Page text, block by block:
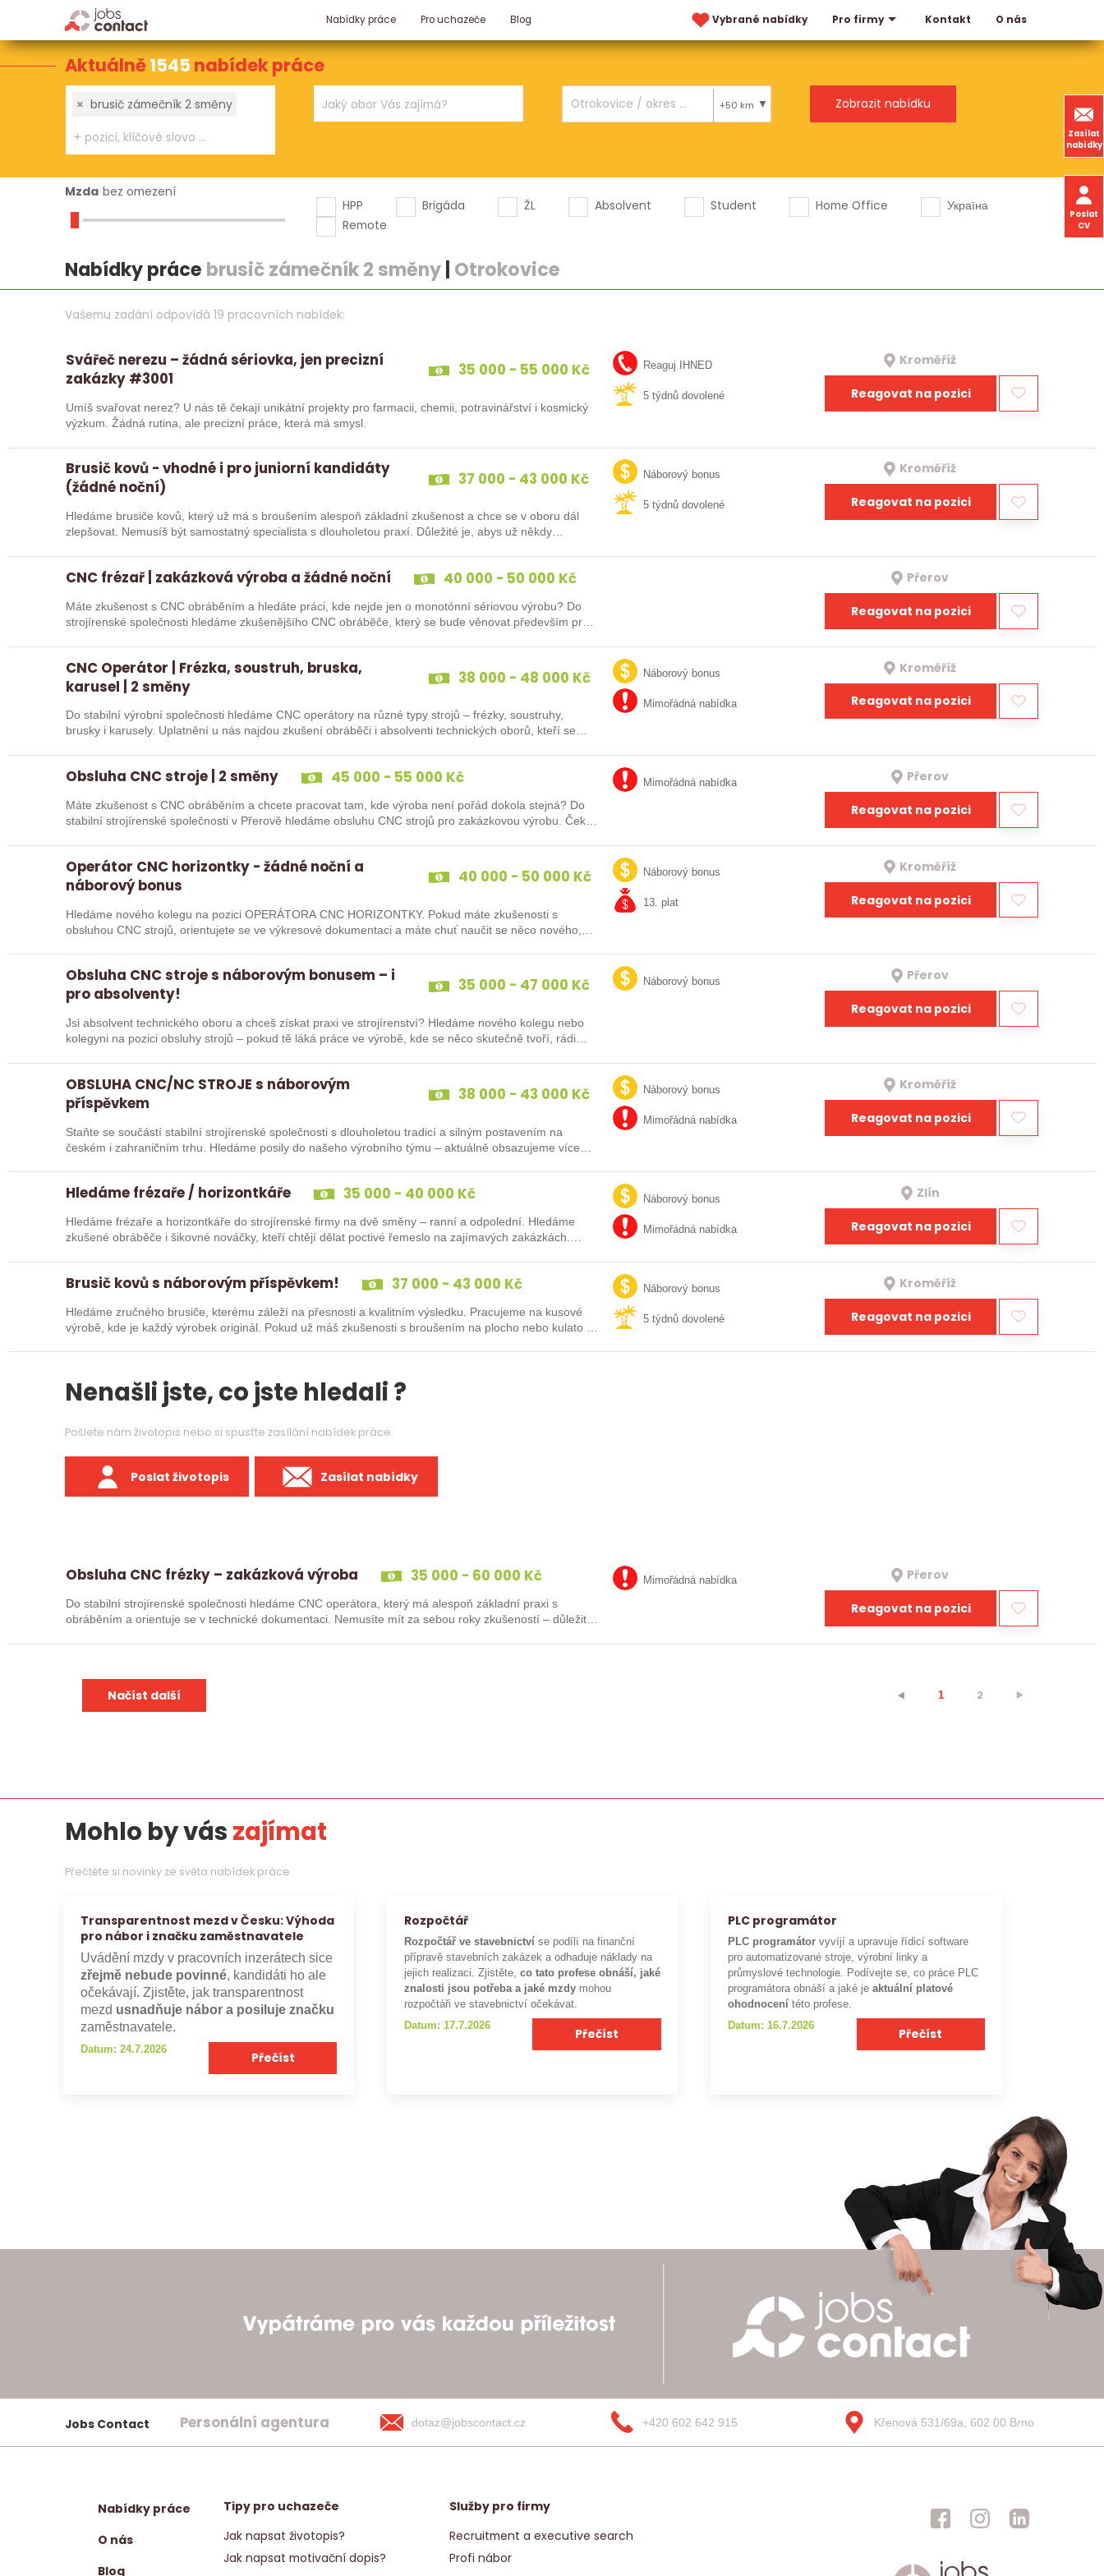
Nabídky práce Pro uchazeče Blog Vybrané nabídky Pro firmy Kontakt O nás
Zasílat
nabídky
Poslat
CV
Aktuálně1545 nabídek práce
× brusič zámečník 2 směny +50 km
Mzda bez omezení
HPP
Brigáda ŽL Absolvent Student Home Office
Україна
Remote
Nabídky práce brusič zámečník 2 směny| Otrokovice
Vašemu zadání odpovídá 19 pracovních nabídek:
Svářeč nerezu – žádná sériovka, jen precizní
zakázky #3001
35 000 - 55 000 Kč
Umíš svařovat nerez? U nás tě čekají unikátní projekty pro farmacii, chemii, potravinářství i kosmický
výzkum. Žádná rutina, ale precizní práce, která má smysl.
Reaguj IHNED
5 týdnů dovolené
Kroměříž
Reagovat na pozici
Brusič kovů - vhodné i pro juniorní kandidáty
(žádné noční)
37 000 - 43 000 Kč
Hledáme brusiče kovů, který už má s broušením alespoň základní zkušenost a chce se v oboru dál
zlepšovat. Nemusíš být samostatný specialista s dlouholetou praxí. Důležité je, abys už někdy
Náborový bonus
5 týdnů dovolené
Kroměříž
Reagovat na pozici
CNC frézař | zakázková výroba a žádné noční 40 000 - 50 000 Kč
Máte zkušenost s CNC obráběním a hledáte práci, kde nejde jen o monotónní sériovou výrobu? Do
strojírenské společnosti hledáme zkušenějšího CNC obráběče, který se bude věnovat především práci
Přerov
Reagovat na pozici
CNC Operátor | Frézka, soustruh, bruska,
karusel | 2 směny
38 000 - 48 000 Kč
Do stabilní výrobní společnosti hledáme CNC operátory na různé typy strojů – frézky, soustruhy,
brusky i karusely. Uplatnění u nás najdou zkušení obráběči i absolventi technických oborů, kteří se…
Náborový bonus
Mimořádná nabídka
Kroměříž
Reagovat na pozici
Obsluha CNC stroje | 2 směny 45 000 - 55 000 Kč
Máte zkušenost s CNC obráběním a chcete pracovat tam, kde výroba není pořád dokola stejná? Do
stabilní strojírenské společnosti v Přerově hledáme obsluhu CNC strojů pro zakázkovou výrobu. Čeká
Mimořádná nabídka Přerov
Reagovat na pozici
Operátor CNC horizontky - žádné noční a
náborový bonus
40 000 - 50 000 Kč
Hledáme nového kolegu na pozici OPERÁTORA CNC HORIZONTKY. Pokud máte zkušenosti s
obsluhou CNC strojů, orientujete se ve výkresové dokumentaci a máte chuť naučit se něco nového,
Náborový bonus
13. plat
Kroměříž
Reagovat na pozici
Obsluha CNC stroje s náborovým bonusem – i
pro absolventy!
35 000 - 47 000 Kč
Jsi absolvent technického oboru a chceš získat praxi ve strojírenství? Hledáme nového kolegu nebo
kolegyni na pozici obsluhy strojů – pokud tě láká práce ve výrobě, kde se něco skutečně tvoří, rádi…
Náborový bonus Přerov
Reagovat na pozici
OBSLUHA CNC/NC STROJE s náborovým
příspěvkem
38 000 - 43 000 Kč
Staňte se součástí stabilní strojírenské společnosti s dlouholetou tradicí a silným postavením na
českém i zahraničním trhu. Hledáme posily do našeho výrobního týmu – aktuálně obsazujeme více
Náborový bonus
Mimořádná nabídka
Kroměříž
Reagovat na pozici
Hledáme frézaře / horizontkáře 35 000 - 40 000 Kč
Hledáme frézaře a horizontkáře do strojírenské firmy na dvě směny – ranní a odpolední. Hledáme
zkušené obráběče i šikovné nováčky, kteří chtějí dělat poctivé řemeslo na zajímavých zakázkách.
Náborový bonus
Mimořádná nabídka
Zlín
Reagovat na pozici
Brusič kovů s náborovým příspěvkem! 37 000 - 43 000 Kč
Hledáme zručného brusiče, kterému záleží na přesnosti a kvalitním výsledku. Pracujeme na kusové
výrobě, kde je každý výrobek originál. Pokud už máš zkušenosti s broušením na plocho nebo kulato –
Náborový bonus
5 týdnů dovolené
Kroměříž
Reagovat na pozici
Nenašli jste, co jste hledali ?
Pošlete nám životopis nebo si spusťte zasílání nabídek práce
Poslat životopis Zasílat nabídky
Obsluha CNC frézky – zakázková výroba 35 000 - 60 000 Kč
Do stabilní strojírenské společnosti hledáme CNC operátora, který má alespoň základní praxi s
obráběním a orientuje se v technické dokumentaci. Nemusíte mít za sebou roky zkušeností – důležité
Mimořádná nabídka Přerov
Reagovat na pozici
Načíst další ⯇ 1 2 ⯈
Mohlo by vászajímat
Přečtěte si novinky ze světa nabídek práce
Transparentnost mezd v Česku: Výhoda
pro nábor i značku zaměstnavatele
Uvádění mzdy v pracovních inzerátech sice
zřejmě nebude povinné, kandidáti ho ale
očekávají. Zjistěte, jak transparentnost
mezd usnadňuje nábor a posiluje značku
zaměstnavatele.
Datum: 24.7.2026
Přečíst
Rozpočtář
Rozpočtář ve stavebnictví se podílí na finanční
přípravě stavebních zakázek a odhaduje náklady na
jejich realizaci. Zjistěte,co tato profese obnáší, jaké
znalosti jsou potřeba a jaké mzdy mohou
rozpočtáři ve stavebnictví očekávat.
Datum: 17.7.2026
Přečíst
PLC programátor
PLC programátor vyvíjí a upravuje řídicí software
pro automatizované stroje, výrobní linky a
průmyslové technologie. Podívejte se, co práce PLC
programátora obnáší a jaké je aktuální platové
ohodnocení této profese.
Datum: 16.7.2026
Přečíst
Jobs Contact Personální agentura dotaz@jobscontact.cz +420 602 642 915 Křenová 531/69a, 602 00 Brno
Nabídky práce
O nás
Blog
Tipy pro uchazeče
Jak napsat životopis?
Jak napsat motivační dopis?
Služby pro firmy
Recruitment a executive search
Profi nábor